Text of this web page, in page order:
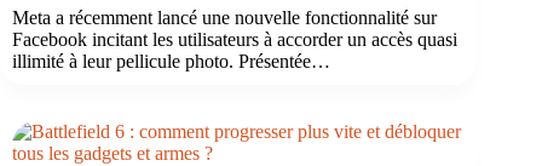
Meta a récemment lancé une nouvelle fonctionnalité sur
Facebook incitant les utilisateurs à accorder un accès quasi
illimité à leur pellicule photo. Présentée…